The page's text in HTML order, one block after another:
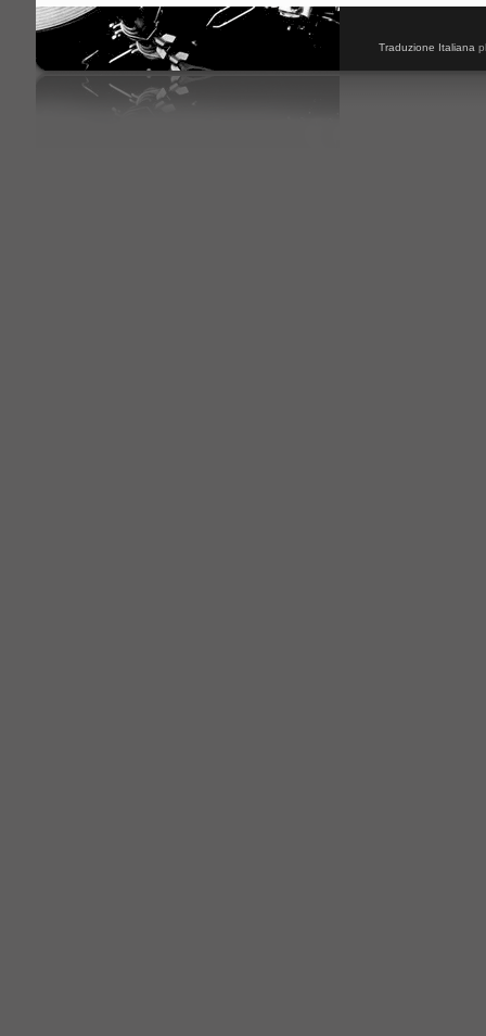
Traduzione Italiana